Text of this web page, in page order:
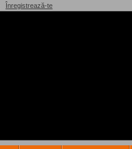
Înregistrează-te